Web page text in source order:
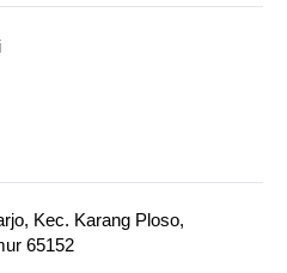
Kec. Karang Ploso,
65152